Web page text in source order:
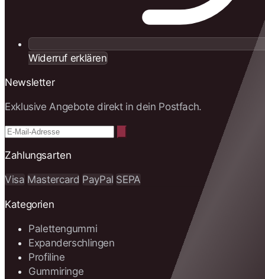
Widerruf erklären
Newsletter
Exklusive Angebote direkt in dein Postfach.
Zahlungsarten
Visa Mastercard PayPal SEPA
Kategorien
Palettengummi
Expanderschlingen
Profiline
Gummiringe